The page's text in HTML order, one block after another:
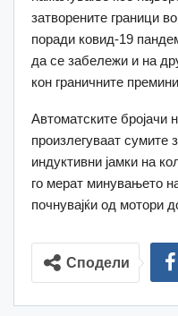
затворените граници
поради ковид-19
да се забележи и на
кон граничните
Автоматските бројачи
произлегуваат
индуктивни јамки на
го мерат минувањето
почнувајќи од мотори
Сподели